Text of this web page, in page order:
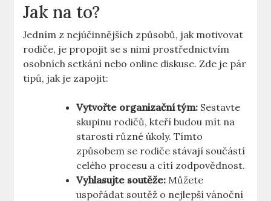
Jak na to?
Jedním z nejúčinnějších způsobů, jak motivovat
rodiče, je propojit se s nimi prostřednictvím
osobních setkání nebo online diskuse. Zde je pár
tipů, jak je zapojit:
Vytvořte organizační tým: Sestavte
skupinu rodičů, kteří budou mít na
starosti různé úkoly. Tímto
způsobem se rodiče stávají součástí
celého procesu a cítí zodpovědnost.
Vyhlasujte soutěže: Můžete
uspořádat soutěž o nejlepší vánoční